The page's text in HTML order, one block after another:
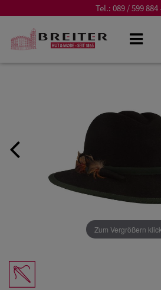
Tel.: 089 / 599 884
Zum Vergrößern